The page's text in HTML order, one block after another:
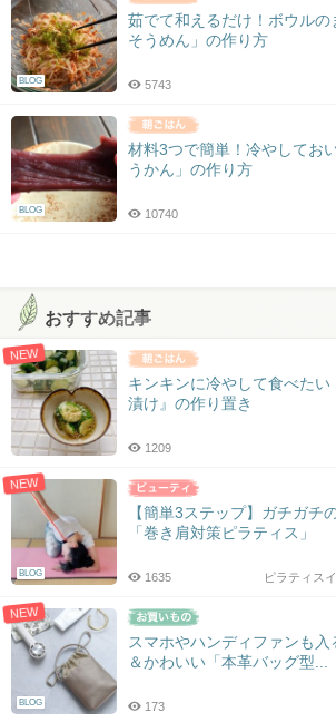
BLOG
茹でて和えるだけ！ボウルの
そうめん」の作り方
5743
BLOG
材料3つで簡単！冷やしてお
うかん」の作り方
10740
おすすめ記事
NEW
キンキンに冷やして食べた
漬け』の作り置き
1209
NEW
BLOG
【簡単3ステップ】ガチガチ
「巻き肩対策ピラティス」
ピラティス
1635
NEW
BLOG
スマホやハンディファンも入
＆かわいい「本革バッグ型...
173